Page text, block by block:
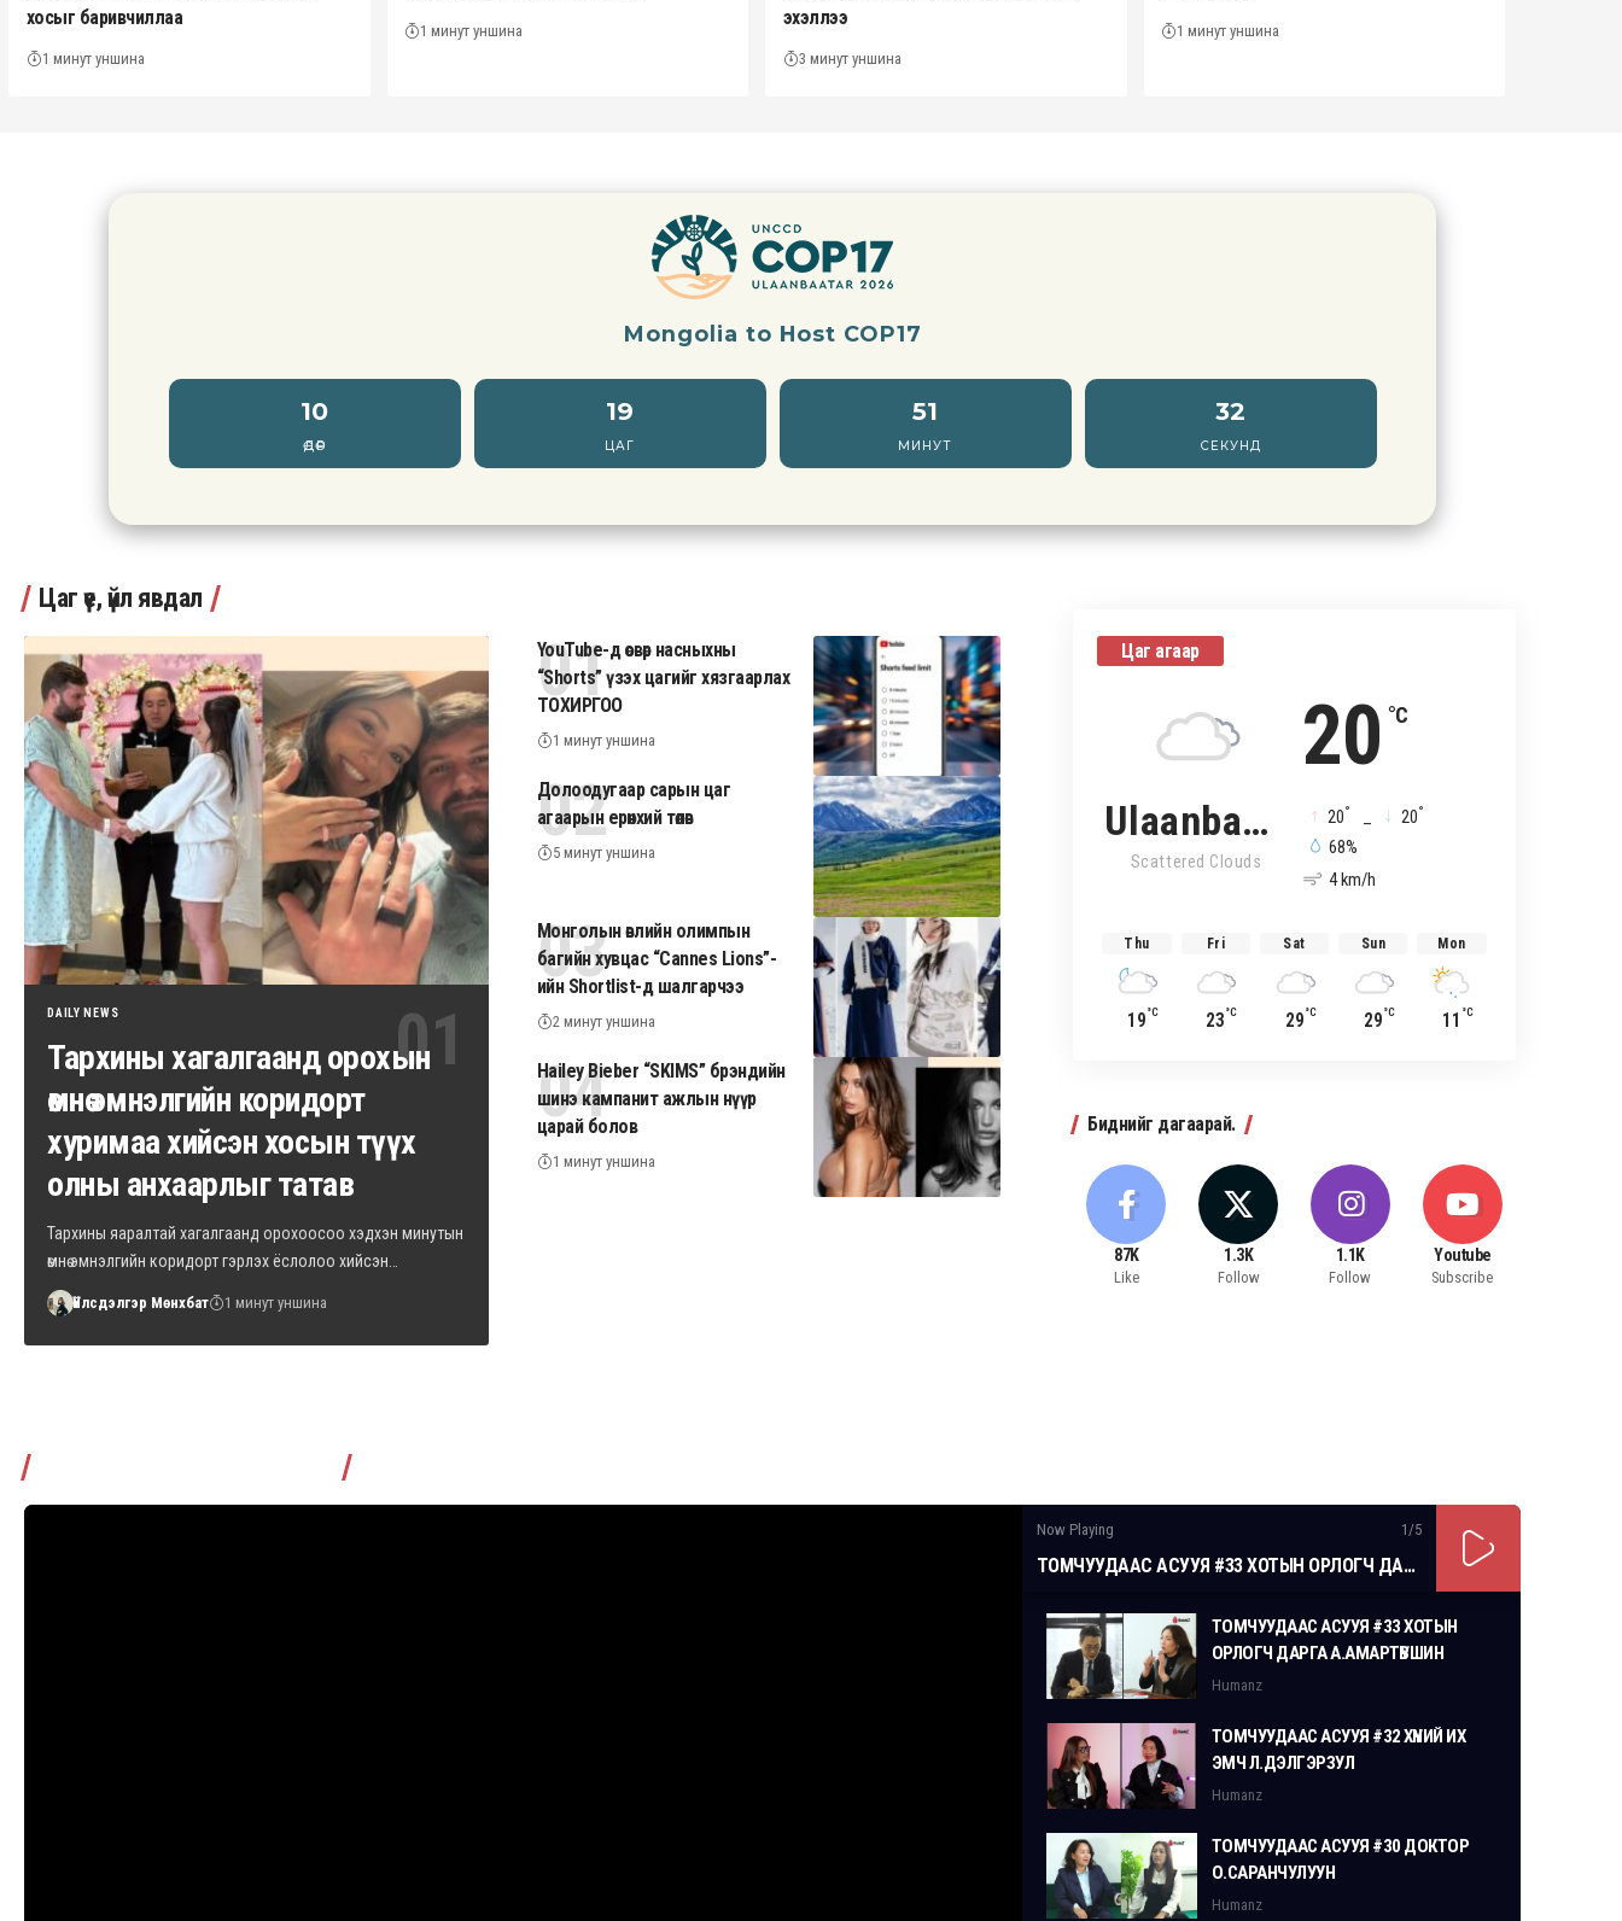
хосыг баривчиллаа
1 минут уншина
1 минут уншина
эхэллээ
3 минут уншина
1 минут уншина
Mongolia to Host COP17
10
ӨДӨР
19
ЦАГ
51
МИНУТ
31
СЕКУНД
Цаг үе, үйл явдал
DAILY NEWS
Тархины хагалгаанд орохын
өмнө эмнэлгийн коридорт
хуримаа хийсэн хосын түүх
олны анхаарлыг татав
Тархины яаралтай хагалгаанд орохоосоо хэдхэн минутын
өмнө эмнэлгийн коридорт гэрлэх ёслолоо хийсэн…
Үйлсдэлгэр Мөнхбат 1 минут уншина
YouTube-д өсвөр насныхны
“Shorts” үзэх цагийг хязгаарлах
ТОХИРГОО
1 минут уншина
Долоодугаар сарын цаг
агаарын ерөнхий төлөв
5 минут уншина
Монголын өвлийн олимпын
багийн хувцас “Cannes Lions”-
ийн Shortlist-д шалгарчээ
2 минут уншина
Hailey Bieber “SKIMS” брэндийн
шинэ кампанит ажлын нүүр
царай болов
1 минут уншина
Цаг агаар
20 °C
Ulaanbaatar
Scattered Clouds
20° 20°
68%
4 km/h
Thu
19°C
Fri
23°C
Sat
29°C
Sun
29°C
Mon
11 °C
Биднийг дагаарай.
87K
Like
1.3K
Follow
1.1K
Follow
Youtube
Subscribe
Now Playing 1 /5
ТОМЧУУДААС АСУУЯ #33 ХОТЫН ОРЛОГЧ ДАРГА А.АМАРТҮВШИН
ТОМЧУУДААС АСУУЯ #33 ХОТЫН
ОРЛОГЧ ДАРГА А.АМАРТҮВШИН
Humanz
ТОМЧУУДААС АСУУЯ #32 ХҮНИЙ ИХ
ЭМЧ Л.ДЭЛГЭРЗУЛ
Humanz
ТОМЧУУДААС АСУУЯ #30 ДОКТОР
О.САРАНЧУЛУУН
Humanz